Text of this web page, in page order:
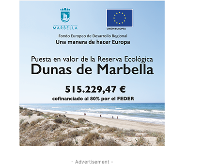
- Advertisement -